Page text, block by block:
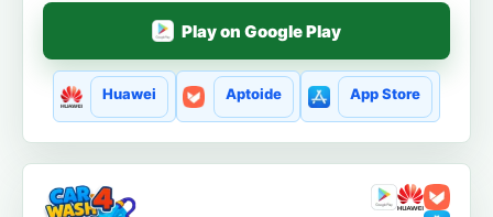
Play on Google Play
Huawei Aptoide App Store